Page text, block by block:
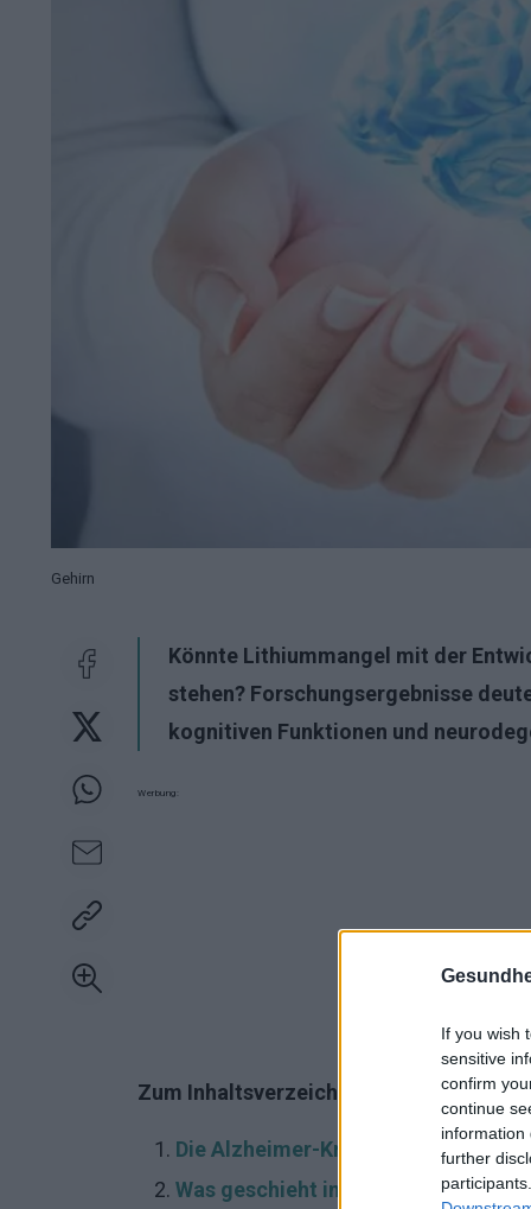
If you wish
sensitive
confirm
continue
information
further
Gehirn
Könnte Lithiummangel mit der
stehen? Forschungsergebnisse
kognitiven Funktionen und
Werbung:
Zum Inhaltsverzeichnis:
Die Alzheimer-Krankheit - ein
Was geschieht im Gehirn während